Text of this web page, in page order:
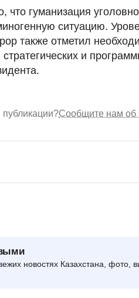
что гуманизация
ситуацию.
также отметил
и
Сообщите нам об
новостях Казахстана, фото,